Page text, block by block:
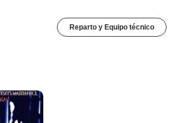
Reparto y Equipo técnico